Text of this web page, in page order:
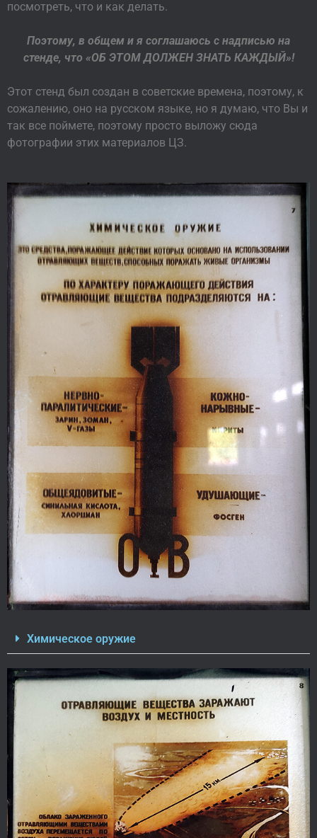
посмотреть, что и как делать.
Поэтому, в общем и я соглашаюсь с надписью на
стенде, что «ОБ ЭТОМ ДОЛЖЕН ЗНАТЬ КАЖДЫЙ»!
Этот стенд был создан в советские времена, поэтому, к
сожалению, оно на русском языке, но я думаю, что Вы и
так все поймете, поэтому просто выложу сюда
фотографии этих материалов ЦЗ.
Химическое оружие